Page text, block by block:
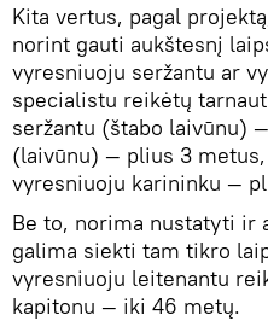
Kita vertus, pagal
norint gauti aukštesnį
vyresniuoju seržantu ar
specialistu reikėtų
seržantu (štabo laivūnu)
(laivūnu) — plius 3
vyresniuoju karininku —
Be to, norima nustatyti ir
galima siekti tam tikro
vyresniuoju leitenantu
kapitonu — iki 46 metų.